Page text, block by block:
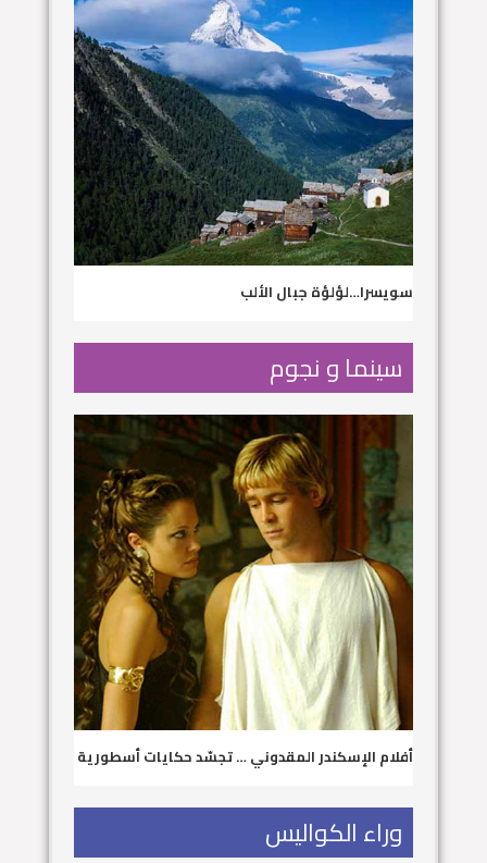
سويسرا…لؤلؤة جبال الألب
سينما و نجوم
أفلام الإسكندر المقدوني … تجسّد حكايات أسطورية
وراء الكواليس